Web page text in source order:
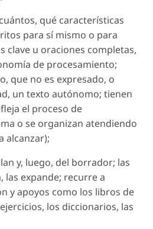
qué características
para sí mismo o para
clave u oraciones completas,
de procesamiento;
que no es expresado, o
un texto autónomo; tienen
el proceso de
o se organizan atendiendo
alcanzar);
y, luego, del borrador; las
las expande; recurre a
y apoyos como los libros de
los diccionarios, las